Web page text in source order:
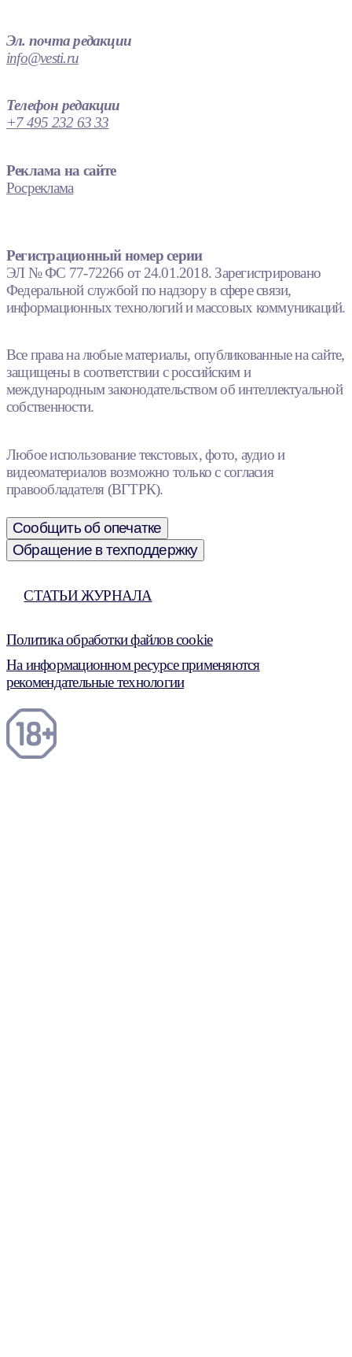
Эл. почта редакции
info@vesti.ru
Телефон редакции
+7 495 232 63 33
Реклама на сайте
Росреклама
Регистрационный номер серии
ЭЛ № ФС 77-72266 от 24.01.2018. Зарегистрировано
Федеральной службой по надзору в сфере связи,
информационных технологий и массовых коммуникаций.
Все права на любые материалы, опубликованные на сайте,
защищены в соответствии с российским и
международным законодательством об интеллектуальной
собственности.
Любое использование текстовых, фото, аудио и
видеоматериалов возможно только с согласия
правообладателя (ВГТРК).
Сообщить об опечатке
Обращение в техподдержку
СТАТЬИ ЖУРНАЛА
Политика обработки файлов cookie
На информационном ресурсе применяются
рекомендательные технологии